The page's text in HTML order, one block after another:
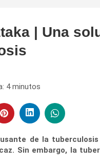
| Una
4 minutos
de la
Sin embargo, la